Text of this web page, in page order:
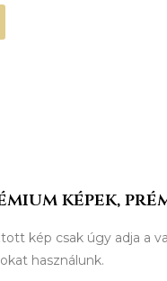
képek,
kép csak úgy adja a
használunk.